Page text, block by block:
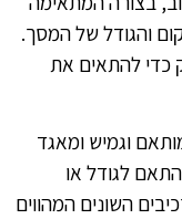
והגודל של המסך.
כדי להתאים את
וגמיש ומאגד
לגודל או
השונים המהווים